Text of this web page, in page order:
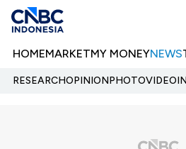
HOMEMARKETMY MONEYNEWS
RESEARCHOPINIONPHOTOVIDEO